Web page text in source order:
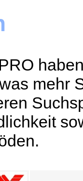
mehr